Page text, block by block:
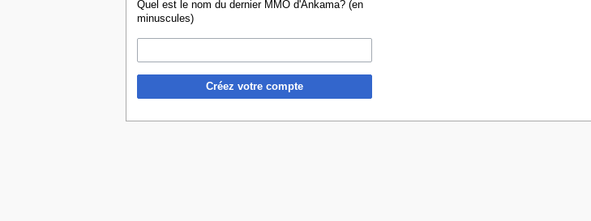
Quel est le nom du dernier MMO d'Ankama? (en
minuscules)
Créez votre compte